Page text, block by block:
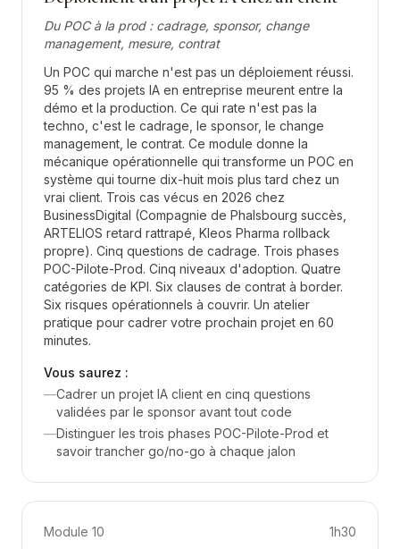
Du POC à la prod : cadrage, sponsor, change
management, mesure, contrat
Un POC qui marche n'est pas un déploiement réussi.
95 % des projets IA en entreprise meurent entre la
démo et la production. Ce qui rate n'est pas la
techno, c'est le cadrage, le sponsor, le change
management, le contrat. Ce module donne la
mécanique opérationnelle qui transforme un POC en
système qui tourne dix-huit mois plus tard chez un
vrai client. Trois cas vécus en 2026 chez
BusinessDigital (Compagnie de Phalsbourg succès,
ARTELIOS retard rattrapé, Kleos Pharma rollback
propre). Cinq questions de cadrage. Trois phases
POC-Pilote-Prod. Cinq niveaux d'adoption. Quatre
catégories de KPI. Six clauses de contrat à border.
Six risques opérationnels à couvrir. Un atelier
pratique pour cadrer votre prochain projet en 60
minutes.
Vous saurez :
—Cadrer un projet IA client en cinq questions
validées par le sponsor avant tout code
—Distinguer les trois phases POC-Pilote-Prod et
savoir trancher go/no-go à chaque jalon
Module 10 1h30